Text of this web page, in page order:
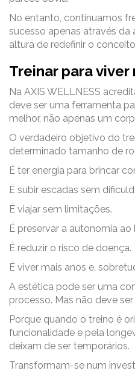
No entanto, continuamos
sucesso apenas através da
altura de redefinir o
Treinar para viver
Na AXIS WELLNESS
deve ser uma ferramenta
melhor, não apenas um
O verdadeiro objetivo do
determinado tamanho de
É ter energia para brincar
É subir escadas sem
É viajar sem limitações.
É preservar a autonomia
É reduzir o risco de doença.
É viver mais anos e,
A estética pode ser uma
processo. Mas não deve
Porque quando o treino é
funcionalidade e pela
deixam de ser temporários.
Transformam-se num